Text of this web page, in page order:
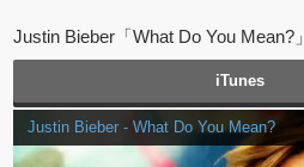
Justin Bieber「What Do You Mean?」
iTunes
Justin Bieber - What Do You Mean?